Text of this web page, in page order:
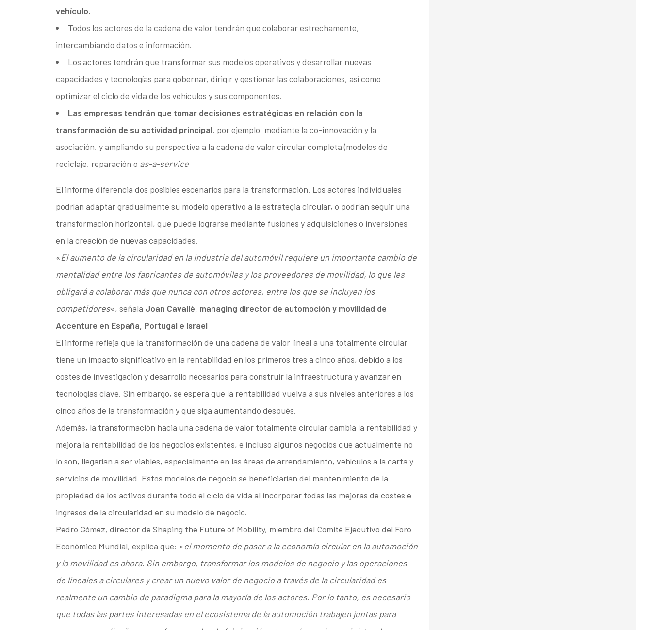
vehículo.
Todos los actores de la cadena de valor tendrán que colaborar estrechamente,
intercambiando datos e información.
Los actores tendrán que transformar sus modelos operativos y desarrollar nuevas
capacidades y tecnologías para gobernar, dirigir y gestionar las colaboraciones, así como
optimizar el ciclo de vida de los vehículos y sus componentes.
Las empresas tendrán que tomar decisiones estratégicas en relación con la
transformación de su actividad principal, por ejemplo, mediante la co-innovación y la
asociación, y ampliando su perspectiva a la cadena de valor circular completa (modelos de
reciclaje, reparación o as-a-service
El informe diferencia dos posibles escenarios para la transformación. Los actores individuales
podrían adaptar gradualmente su modelo operativo a la estrategia circular, o podrían seguir una
transformación horizontal, que puede lograrse mediante fusiones y adquisiciones o inversiones
en la creación de nuevas capacidades.
«El aumento de la circularidad en la industria del automóvil requiere un importante cambio de
mentalidad entre los fabricantes de automóviles y los proveedores de movilidad, lo que les
obligará a colaborar más que nunca con otros actores, entre los que se incluyen los
competidores«, señala Joan Cavallé, managing director de automoción y movilidad de
Accenture en España, Portugal e Israel
El informe refleja que la transformación de una cadena de valor lineal a una totalmente circular
tiene un impacto significativo en la rentabilidad en los primeros tres a cinco años, debido a los
costes de investigación y desarrollo necesarios para construir la infraestructura y avanzar en
tecnologías clave. Sin embargo, se espera que la rentabilidad vuelva a sus niveles anteriores a los
cinco años de la transformación y que siga aumentando después.
Además, la transformación hacia una cadena de valor totalmente circular cambia la rentabilidad y
mejora la rentabilidad de los negocios existentes, e incluso algunos negocios que actualmente no
lo son, llegarían a ser viables, especialmente en las áreas de arrendamiento, vehículos a la carta y
servicios de movilidad. Estos modelos de negocio se beneficiarían del mantenimiento de la
propiedad de los activos durante todo el ciclo de vida al incorporar todas las mejoras de costes e
ingresos de la circularidad en su modelo de negocio.
Pedro Gómez, director de Shaping the Future of Mobility, miembro del Comité Ejecutivo del Foro
Económico Mundial, explica que: «el momento de pasar a la economía circular en la automoción
y la movilidad es ahora. Sin embargo, transformar los modelos de negocio y las operaciones
de lineales a circulares y crear un nuevo valor de negocio a través de la circularidad es
realmente un cambio de paradigma para la mayoría de los actores. Por lo tanto, es necesario
que todas las partes interesadas en el ecosistema de la automoción trabajen juntas para